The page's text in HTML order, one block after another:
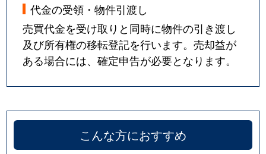
代金の受領・物件引渡し
売買代金を受け取りと同時に物件の引き渡し
及び所有権の移転登記を行います。売却益が
ある場合には、確定申告が必要となります。
こんな方におすすめ